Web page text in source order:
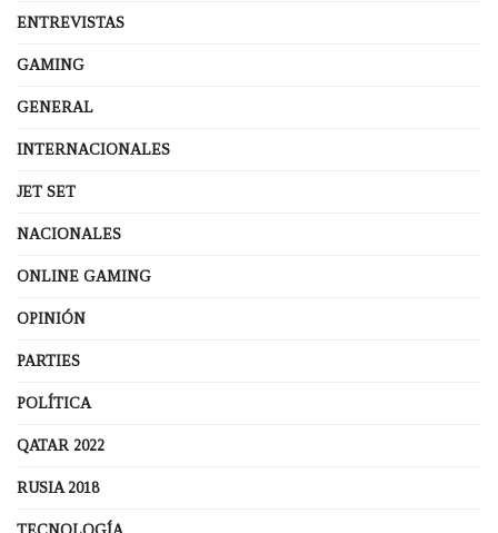
ENTREVISTAS
GAMING
GENERAL
INTERNACIONALES
JET SET
NACIONALES
ONLINE GAMING
OPINIÓN
PARTIES
POLÍTICA
QATAR 2022
RUSIA 2018